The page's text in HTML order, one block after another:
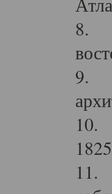
8.
9.
10.
11.